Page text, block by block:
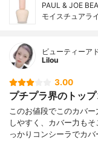
PAUL & JOE
モイスチュアラ
ビューティーア
Lilou
3.00
プチプラ界のトップ
このお値段でこのカバ
しやすく、カバー力も
っかりコンシーラでカ